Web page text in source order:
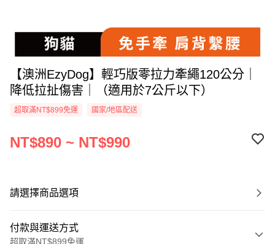
【澳洲EzyDog】輕巧版零拉力牽繩120公分｜
降低拉扯傷害｜（適用於7公斤以下）
超取滿NT$899免運 國家/地區配送
NT$890 ~ NT$990
請選擇商品選項
付款與運送方式
超取滿NT$899免運